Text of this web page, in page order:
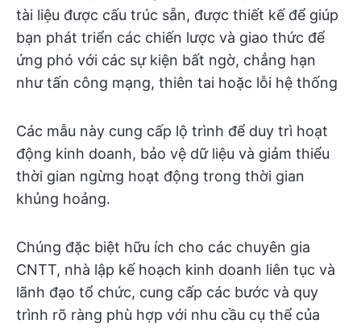
tài liệu được cấu trúc sẵn, được thiết kế để giúp
bạn phát triển các chiến lược và giao thức để
ứng phó với các sự kiện bất ngờ, chẳng hạn
như tấn công mạng, thiên tai hoặc lỗi hệ thống
Các mẫu này cung cấp lộ trình để duy trì hoạt
động kinh doanh, bảo vệ dữ liệu và giảm thiểu
thời gian ngừng hoạt động trong thời gian
khủng hoảng.
Chúng đặc biệt hữu ích cho các chuyên gia
CNTT, nhà lập kế hoạch kinh doanh liên tục và
lãnh đạo tổ chức, cung cấp các bước và quy
trình rõ ràng phù hợp với nhu cầu cụ thể của